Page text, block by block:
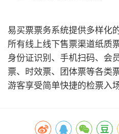
易买票票务系统提供多样化
所有线上线下售票渠道纸质
身份证识别、手机扫码、会
票、时效票、团体票等各类
游客享受简单快捷的检票入